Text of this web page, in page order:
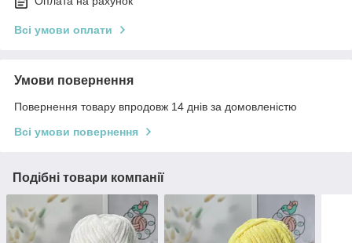
Всі умови оплати
Умови повернення
Повернення товару впродовж 14 днів за домовленістю
Всі умови повернення
Подібні товари компанії